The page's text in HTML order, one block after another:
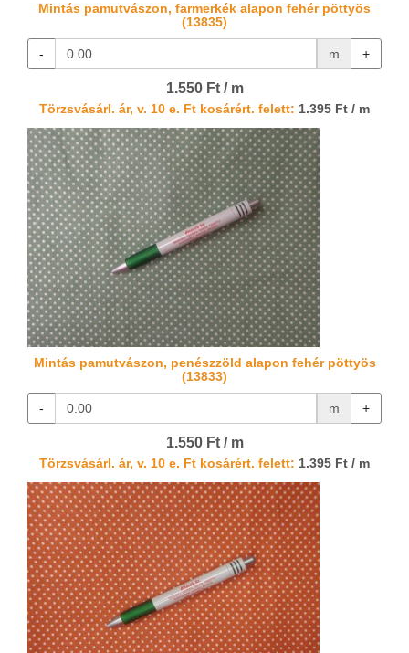
Mintás pamutvászon, farmerkék alapon fehér pöttyös
(13835)
- m +
1.550 Ft / m
Törzsvásárl. ár, v. 10 e. Ft kosárért. felett: 1.395 Ft / m
Mintás pamutvászon, penészzöld alapon fehér pöttyös
(13833)
- m +
1.550 Ft / m
Törzsvásárl. ár, v. 10 e. Ft kosárért. felett: 1.395 Ft / m